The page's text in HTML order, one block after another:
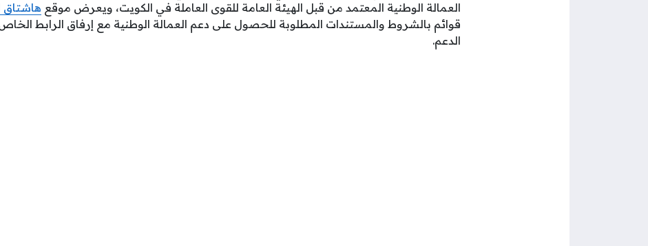
العمالة الوطنية المعتمد من قبل الهيئة العامة للقوى العاملة في الكويت، ويعرض موقع هاشتاق
قوائم بالشروط والمستندات المطلوبة للحصول على دعم العمالة الوطنية مع إرفاق الرابط
الدعم.